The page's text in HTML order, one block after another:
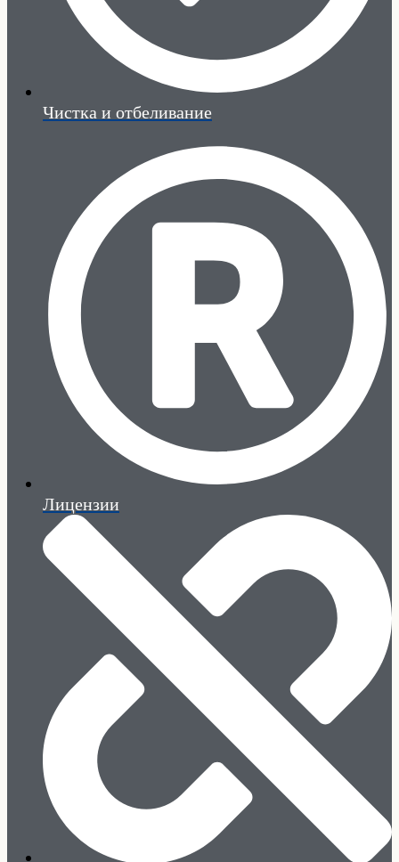
Чистка и отбеливание
Лицензии